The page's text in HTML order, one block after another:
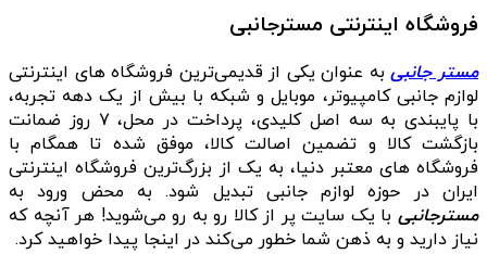
فروشگاه اینترنتی مسترجانبی
مستر جانبیبه عنوان یکی از قدیمی‌ترین فروشگاه های اینترنتی
لوازم جانبی کامپیوتر، موبایل و شبکه با بیش از یک دهه تجربه،
با پایبندی به سه اصل کلیدی، پرداخت در محل، ۷ روز ضمانت
بازگشت کالا و تضمین اصالت کالا، موفق شده تا همگام با
فروشگاه‌ های معتبر دنیا، به یک از بزرگ‌ترین فروشگاه اینترنتی
ایران در حوزه لوازم جانبی تبدیل شود. به محض ورود به
مسترجانبی با یک سایت پر از کالا رو به رو می‌شوید! هر آنچه که
نیاز دارید و به ذهن شما خطور می‌کند در اینجا پیدا خواهید کرد.